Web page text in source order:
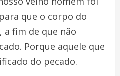
que o corpo do
a fim de que não
Porque aquele que
do pecado.